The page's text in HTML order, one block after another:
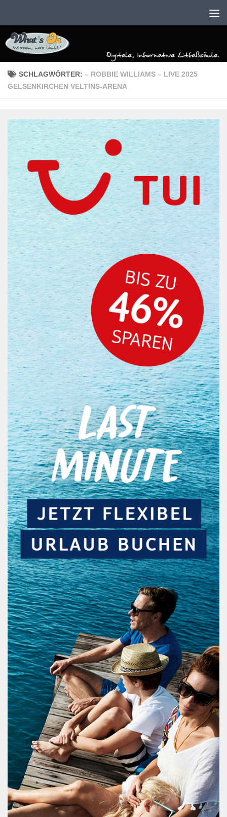
SCHLAGWÖRTER: – ROBBIE WILLIAMS – LIVE 2025
GELSENKIRCHEN VELTINS-ARENA